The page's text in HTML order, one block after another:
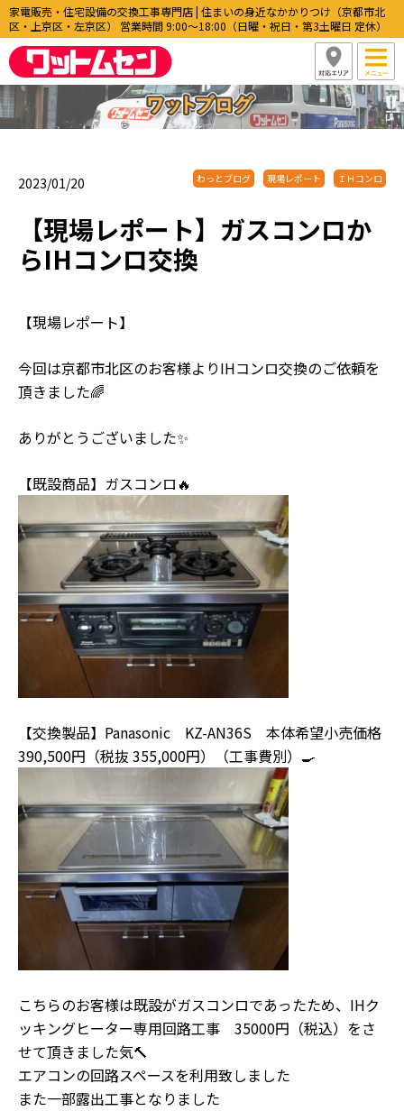
家電販売・住宅設備の交換工事専門店 | 住まいの身近なかかりつけ（京都市北
区・上京区・左京区） 営業時間 9:00〜18:00（日曜・祝日・第3土曜日 定休）
2023/01/20 わっとブログ 現場レポート ＩＨコンロ
【現場レポート】ガスコンロか
らIHコンロ交換
【現場レポート】
今回は京都市北区のお客様よりIHコンロ交換のご依頼を
頂きました🌈
ありがとうございました✨
【既設商品】ガスコンロ🔥
【交換製品】Panasonic KZ-AN36S 本体希望小売価格
390,500円 （税抜 355,000円）（工事費別）🍳
こちらのお客様は既設がガスコンロであったため、IHク
ッキングヒーター専用回路工事 35000円（税込）をさ
せて頂きました気🔨
エアコンの回路スペースを利用致しました
また一部露出工事となりました